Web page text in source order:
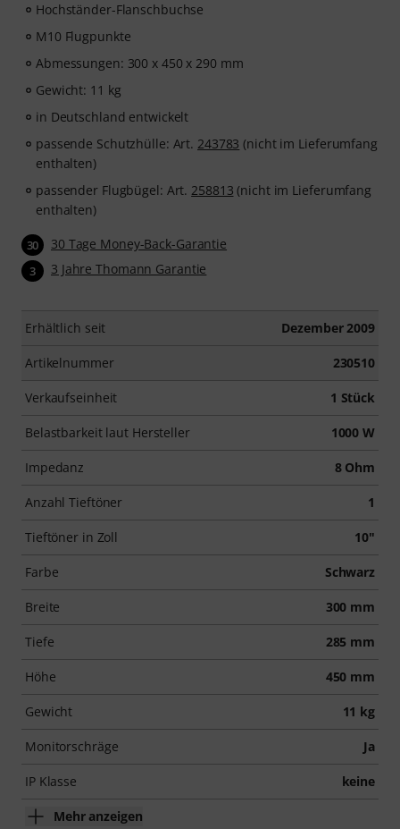
Hochständer-Flanschbuchse
M10 Flugpunkte
Abmessungen: 300 x 450 x 290 mm
Gewicht: 11 kg
in Deutschland entwickelt
passende Schutzhülle: Art. 243783 (nicht im Lieferumfang
enthalten)
passender Flugbügel: Art. 258813 (nicht im Lieferumfang
enthalten)
30 30 Tage Money-Back-Garantie
3 3 Jahre Thomann Garantie
Erhältlich seit Dezember 2009
Artikelnummer 230510
Verkaufseinheit 1 Stück
Belastbarkeit laut Hersteller 1000 W
Impedanz 8 Ohm
Anzahl Tieftöner 1
Tieftöner in Zoll 10"
Farbe Schwarz
Breite 300 mm
Tiefe 285 mm
Höhe 450 mm
Gewicht 11 kg
Monitorschräge Ja
IP Klasse keine
Mehr anzeigen